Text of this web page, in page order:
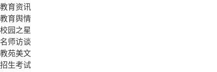
教育资讯
教育舆情
校园之星
名师访谈
教苑美文
招生考试